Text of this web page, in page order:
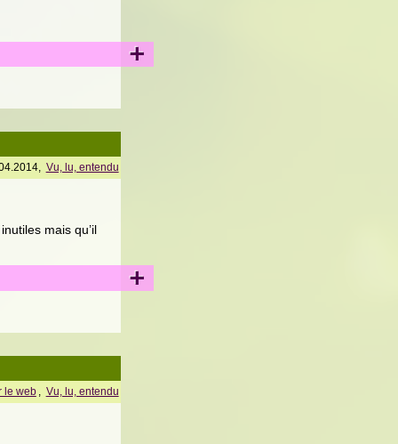
+
Vu, lu, entendu
mais qu’il
+
le web , Vu, lu, entendu